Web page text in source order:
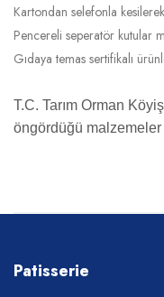
Kartondan selefonla
Pencereli seperatör kutular
Gıdaya temas sertifikalı
T.C. Tarım Orman
öngördüğü malzemeler
Patisserie